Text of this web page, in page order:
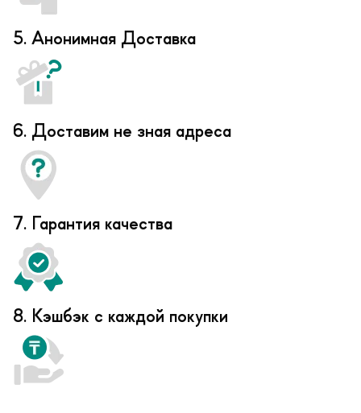
5. Анонимная Доставка
6. Доставим не зная адреса
7. Гарантия качества
8. Кэшбэк с каждой покупки